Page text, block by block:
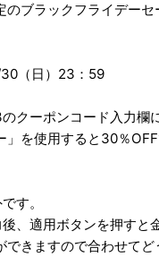
のブラックフライデー
（日）23：59
クーポンコード入力欄
」を使用すると30％
す。
、適用ボタンを押すと
きますので合わせてど